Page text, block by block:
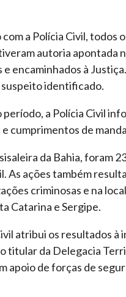
com a Polícia Civil,
autoria apontada
encaminhados à
suspeito identificado.
período, a Polícia Civil
cumprimentos de
da Bahia, foram
As ações também
criminosas e na
Catarina e Sergipe.
atribui os resultados
titular da Delegacia
apoio de forças de